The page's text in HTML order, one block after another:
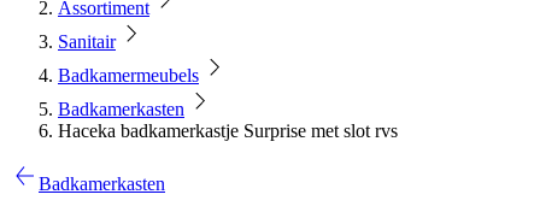
Assortiment
Sanitair
Badkamermeubels
Badkamerkasten
Haceka badkamerkastje Surprise met slot rvs
Badkamerkasten